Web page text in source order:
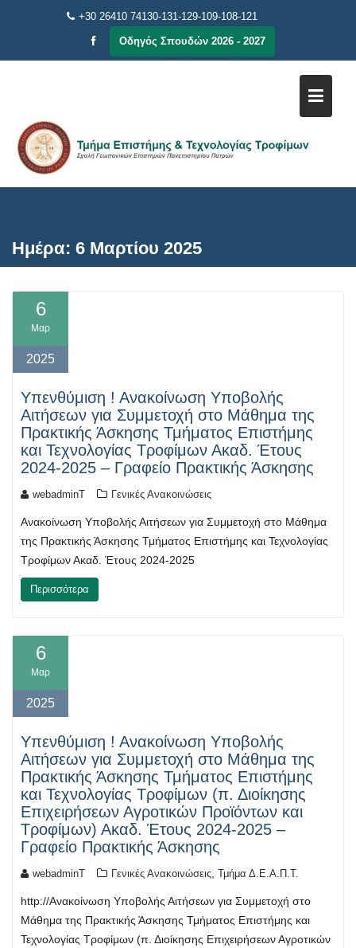
+30 26410 74130-131-129-109-108-121
Οδηγός Σπουδών 2026 - 2027
Ημέρα: 6 Μαρτίου 2025
6
Μαρ
2025
Υπενθύμιση ! Ανακοίνωση Υποβολής
Αιτήσεων για Συμμετοχή στο Μάθημα της
Πρακτικής Άσκησης Τμήματος Επιστήμης
και Τεχνολογίας Τροφίμων Ακαδ. Έτους
2024-2025 – Γραφείο Πρακτικής Άσκησης
webadminT Γενικές Ανακοινώσεις
Ανακοίνωση Υποβολής Αιτήσεων για Συμμετοχή στο Μάθημα
της Πρακτικής Άσκησης Τμήματος Επιστήμης και Τεχνολογίας
Τροφίμων Ακαδ. Έτους 2024-2025
Περισσότερα
6
Μαρ
2025
Υπενθύμιση ! Ανακοίνωση Υποβολής
Αιτήσεων για Συμμετοχή στο Μάθημα της
Πρακτικής Άσκησης Τμήματος Επιστήμης
και Τεχνολογίας Τροφίμων (π. Διοίκησης
Επιχειρήσεων Αγροτικών Προϊόντων και
Τροφίμων) Ακαδ. Έτους 2024-2025 –
Γραφείο Πρακτικής Άσκησης
webadminT Γενικές Ανακοινώσεις, Τμήμα Δ.Ε.Α.Π.Τ.
http://Ανακοίνωση Υποβολής Αιτήσεων για Συμμετοχή στο
Μάθημα της Πρακτικής Άσκησης Τμήματος Επιστήμης και
Τεχνολογίας Τροφίμων (π. Διοίκησης Επιχειρήσεων Αγροτικών